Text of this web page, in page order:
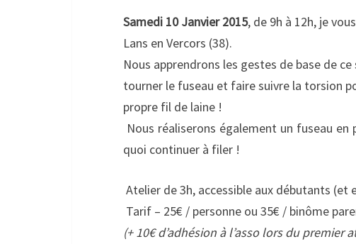
Samedi 10 Janvier 2015, de 9h à 12h, je
Lans en Vercors (38).
Nous apprendrons les gestes de base de
tourner le fuseau et faire suivre la torsion
propre fil de laine !
Nous réaliserons également un fuseau
quoi continuer à filer !
Atelier de 3h, accessible aux débutants (et
Tarif – 25€ / personne ou 35€ / binôme
(+ 10€ d’adhésion à l’asso lors du premier